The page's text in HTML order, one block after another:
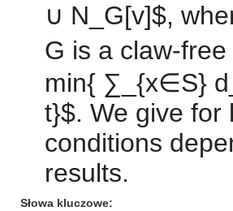
∪ N_G[v]$,
G is a claw-free
min{ ∑_{x∈S}
t}$. We give for
conditions
results.
Słowa kluczowe